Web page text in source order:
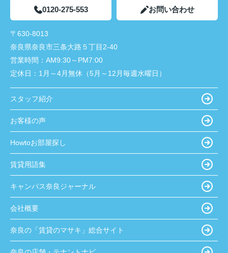
0120-275-553 お問い合わせ
〒630-8013
奈良県奈良市三条大路５丁目2-40
営業時間： AM9:30～PM7:00
定休日： 1月～4月無休（5月～12月毎週水曜日）
スタッフ紹介
お客様の声
Howtoお部屋探し
賃貸用語集
キャンパス奈良ジャーナル
会社概要
奈良の「賃貸のマサキ」総合サイト